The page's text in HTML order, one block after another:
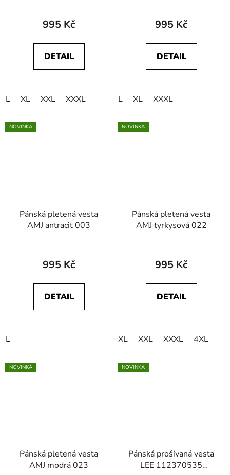
995 Kč
DETAIL
L XL XXL XXXL
995 Kč
DETAIL
L XL XXXL
NOVINKA
Pánská pletená vesta
AMJ antracit 003
995 Kč
DETAIL
L
NOVINKA
Pánská pletená vesta
AMJ tyrkysová 022
995 Kč
DETAIL
XL XXL XXXL 4XL
NOVINKA
Pánská pletená vesta
AMJ modrá 023
NOVINKA
Pánská prošívaná vesta
LEE 112370535